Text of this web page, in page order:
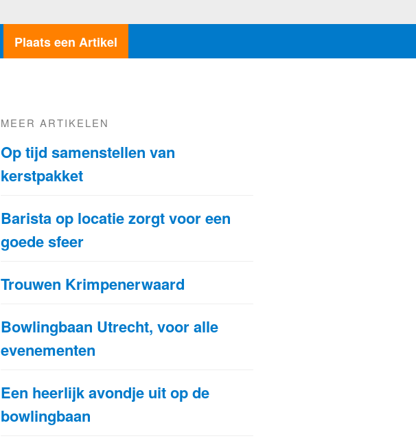
Plaats een Artikel
MEER ARTIKELEN
Op tijd samenstellen van
kerstpakket
Barista op locatie zorgt voor een
goede sfeer
Trouwen Krimpenerwaard
Bowlingbaan Utrecht, voor alle
evenementen
Een heerlijk avondje uit op de
bowlingbaan